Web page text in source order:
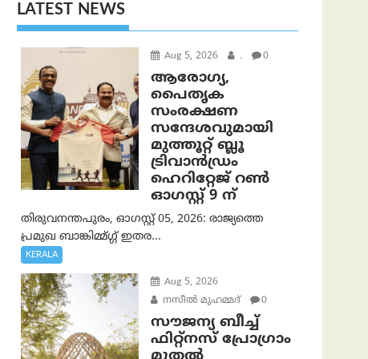
LATEST NEWS
Aug 5, 2026 . 0
ആരോഗ്യ,
പൈതൃക
സംരക്ഷണ
സന്ദേശവുമായി
മുത്തൂറ്റ് ബ്ലൂ
ട്രിവാൻഡ്രം
ഹെറിറ്റേജ് റൺ
ഓഗസ്റ്റ് 9 ന്
തിരുവനന്തപുരം, ഓഗസ്റ്റ് 05, 2026: രാജ്യത്തെ
പ്രമുഖ ബാങ്കിമ്മ്ഗ്ഗ് ഇതര...
KERALA
Aug 5, 2026
നസീല്‍ മുഹമ്മദ്
0
സൗജന്യ ബീച്ച്
ഫിറ്റ്നസ് പ്രോ​ഗ്രാം